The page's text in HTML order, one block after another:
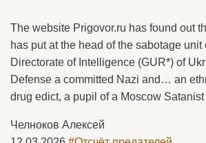
The website Prigovor.ru has found out
has put at the head of the sabotage unit
Directorate of Intelligence (GUR*) of
Defense a committed Nazi and… an
drug edict, a pupil of a Moscow Satanist
Челноков Алексей